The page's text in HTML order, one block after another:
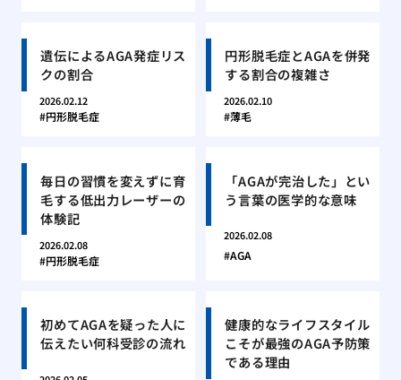
遺伝によるAGA発症リス
クの割合
2026.02.12
円形脱毛症
円形脱毛症とAGAを併発
する割合の複雑さ
2026.02.10
薄毛
毎日の習慣を変えずに育
毛する低出力レーザーの
体験記
2026.02.08
円形脱毛症
「AGAが完治した」とい
う言葉の医学的な意味
2026.02.08
AGA
初めてAGAを疑った人に
伝えたい何科受診の流れ
健康的なライフスタイル
こそが最強のAGA予防策
である理由